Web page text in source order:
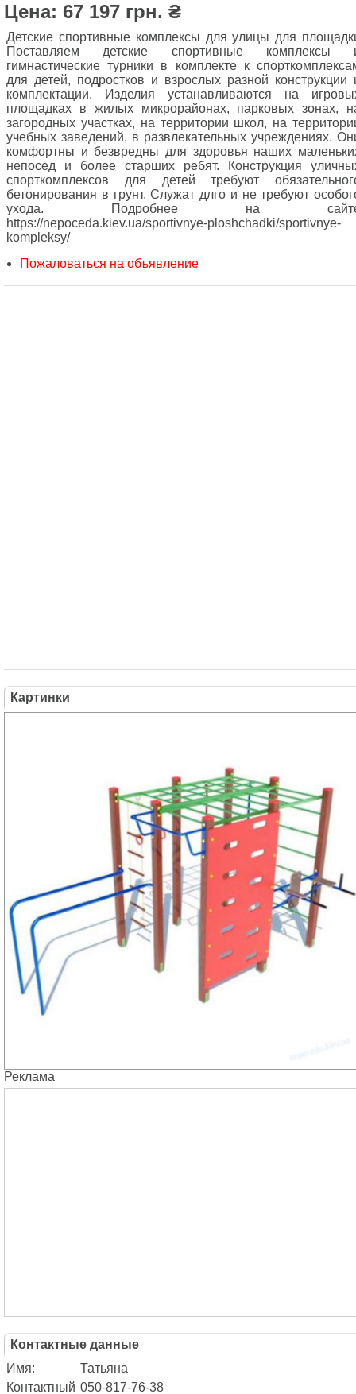
Цена: 67 197 грн. ₴
Детские спортивные комплексы для улицы для
Поставляем детские спортивные комплексы
гимнастические турники в комплекте к
для детей, подростков и взрослых разной конструкции
комплектации. Изделия устанавливаются на
площадках в жилых микрорайонах, парковых зонах,
загородных участках, на территории школ, на
учебных заведений, в развлекательных учреждениях.
комфортны и безвредны для здоровья наших
непосед и более старших ребят. Конструкция
спорткомплексов для детей требуют
бетонирования в грунт. Служат длго и не требуют
ухода. Подробнее на
https://nepoceda.kiev.ua/sportivnye-ploshchadki/sportivnye-
kompleksy/
Пожаловаться на объявление
Картинки
Реклама
Контактные данные
Имя:
Татьяна
Контактный 050-817-76-38